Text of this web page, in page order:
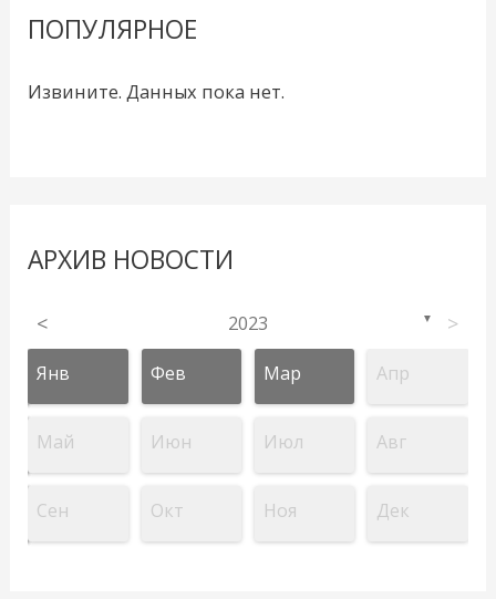
ПОПУЛЯРНОЕ
Извините. Данных пока нет.
АРХИВ НОВОСТИ
< 2023 ▼ >
Янв Фев Мар Апр
Май Июн Июл Авг
Сен Окт Ноя Дек